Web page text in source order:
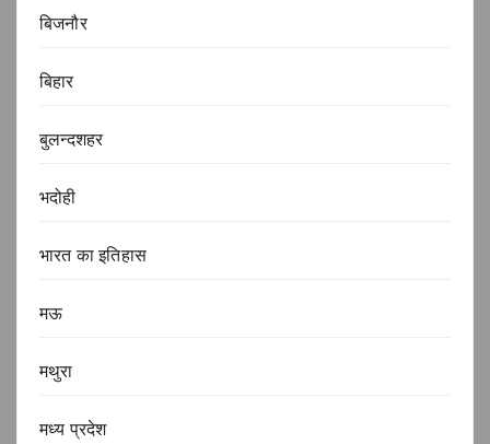
बिजनौर
बिहार
बुलन्दशहर
भदोही
भारत का इतिहास
मऊ
मथुरा
मध्य प्रदेश